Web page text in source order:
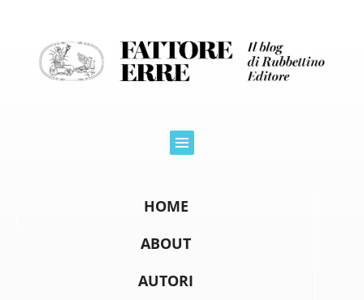
HOME
ABOUT
AUTORI